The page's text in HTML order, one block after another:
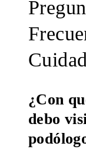
¿Con
debo